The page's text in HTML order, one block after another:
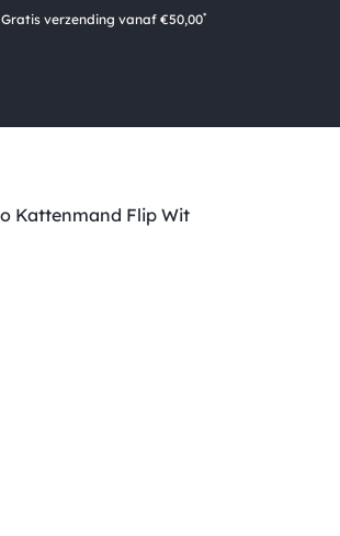
Gratis verzending vanaf €50,00*